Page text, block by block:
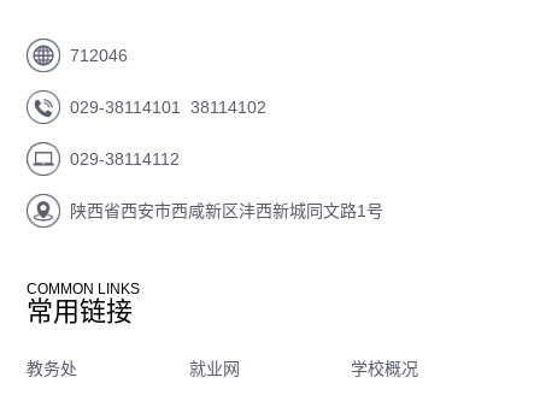
712046
029-38114101 38114102
029-38114112
陕西省西安市西咸新区沣西新城同文路1号
COMMON LINKS
常用链接
教务处 就业网
学校概况